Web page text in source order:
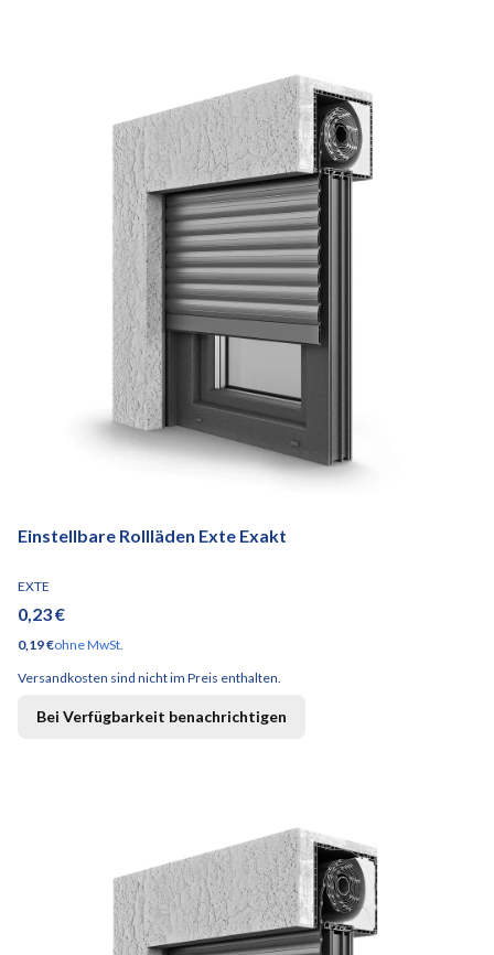
Einstellbare Rollläden Exte Exakt
HERSTELLER
EXTE
Preis
0,23 €
Preis
0,19 €ohne MwSt.
Versandkosten sind nicht im Preis enthalten.
Bei Verfügbarkeit benachrichtigen